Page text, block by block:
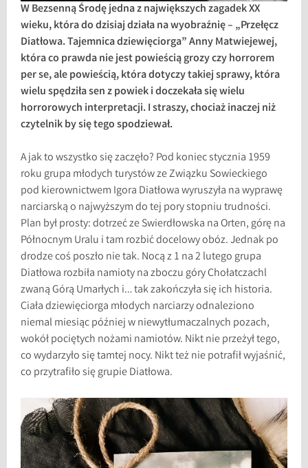
W Bezsenną Środę jedna z największych zagadek XX
wieku, która do dzisiaj działa na wyobraźnię – „Przełęcz
Diatłowa. Tajemnica dziewięciorga” Anny Matwiejewej,
która co prawda nie jest powieścią grozy czy horrorem
per se, ale powieścią, która dotyczy takiej sprawy, która
wielu spędziła sen z powiek i doczekała się wielu
horrorowych interpretacji. I straszy, chociaż inaczej niż
czytelnik by się tego spodziewał.
A jak to wszystko się zaczęło? Pod koniec stycznia 1959
roku grupa młodych turystów ze Związku Sowieckiego
pod kierownictwem Igora Diatłowa wyruszyła na wyprawę
narciarską o najwyższym do tej pory stopniu trudności.
Plan był prosty: dotrzeć ze Swierdłowska na Orten, górę na
Północnym Uralu i tam rozbić docelowy obóz. Jednak po
drodze coś poszło nie tak. Nocą z 1 na 2 lutego grupa
Diatłowa rozbiła namioty na zboczu góry Chołatczachl
zwaną Górą Umarłych i… tak zakończyła się ich historia.
Ciała dziewięciorga młodych narciarzy odnaleziono
niemal miesiąc później w niewytłumaczalnych pozach,
wokół pociętych nożami namiotów. Nikt nie przeżył tego,
co wydarzyło się tamtej nocy. Nikt też nie potrafił wyjaśnić,
co przytrafiło się grupie Diatłowa.